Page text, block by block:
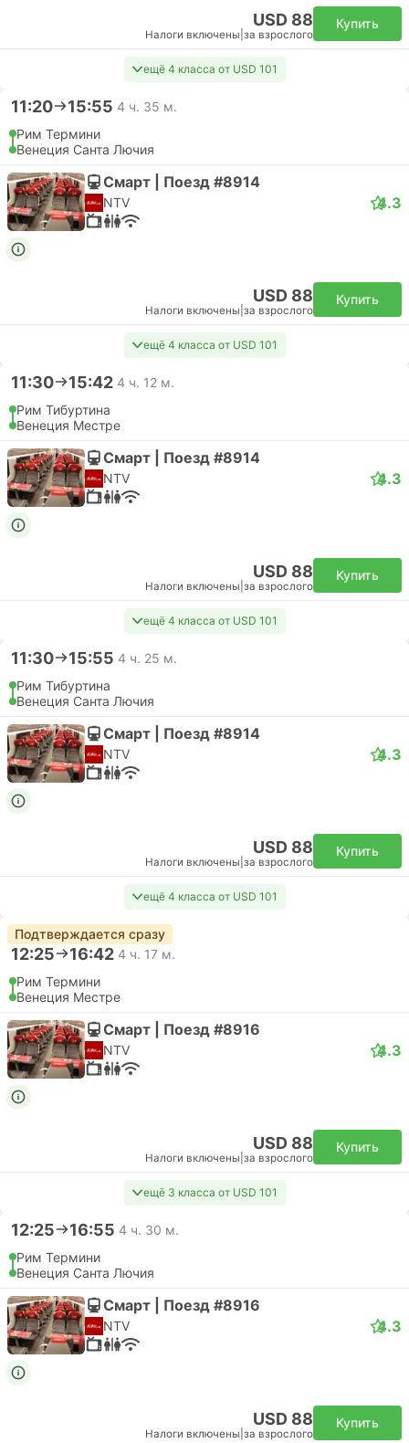
USD 88
Налоги включены за взрослого
Купить
ещё 4 класса от USD 101
11:20 15:55 4 ч. 35 м.
Рим Термини
Венеция Санта Лючия
Смарт | Поезд #8914
NTV 4.3
USD 88
Налоги включены за взрослого
Купить
ещё 4 класса от USD 101
11:30 15:42 4 ч. 12 м.
Рим Тибуртина
Венеция Местре
Смарт | Поезд #8914
NTV 4.3
USD 88
Налоги включены за взрослого
Купить
ещё 4 класса от USD 101
11:30 15:55 4 ч. 25 м.
Рим Тибуртина
Венеция Санта Лючия
Смарт | Поезд #8914
NTV 4.3
USD 88
Налоги включены за взрослого
Купить
ещё 4 класса от USD 101
Подтверждается сразу
12:25 16:42 4 ч. 17 м.
Рим Термини
Венеция Местре
Смарт | Поезд #8916
NTV 4.3
USD 88
Налоги включены за взрослого
Купить
ещё 3 класса от USD 101
12:25 16:55 4 ч. 30 м.
Рим Термини
Венеция Санта Лючия
Смарт | Поезд #8916
NTV 4.3
USD 88
Налоги включены за взрослого
Купить